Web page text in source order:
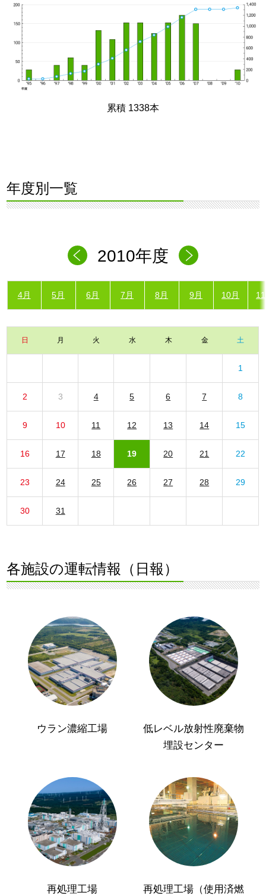
累積 1338本
年度別一覧
2010年度
4月 5月 6月 7月 8月 9月 10月
日 月 火 水 木 金 土
1
2 3 4 5 6 7 8
9 10 11 12 13 14 15
16 17 18 19 20 21 22
23 24 25 26 27 28 29
30 31
各施設の運転情報（日報）
ウラン濃縮工場
低レベル放射性廃棄物
埋設センター
再処理工場
再処理工場（使用済燃